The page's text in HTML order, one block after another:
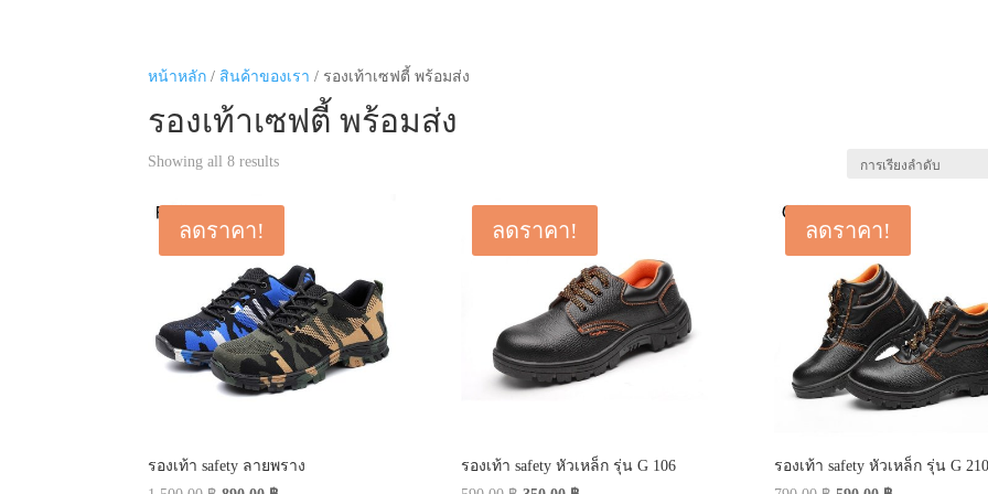
หน้าหลัก / สินค้าของเรา / รองเท้าเซฟตี้ พร้อมส่ง
รองเท้าเซฟตี้ พร้อมส่ง
Showing all 8 results
ลดราคา!
รองเท้า safety ลายพราง
ลดราคา!
รองเท้า safety หัวเหล็ก รุ่น G 106
ลดราคา!
รองเท้า safety หัวเหล็ก รุ่น G 210